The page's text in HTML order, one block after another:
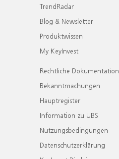
TrendRadar
Blog & Newsletter
Produktwissen
My KeyInvest
Rechtliche Dokumentation
Bekanntmachungen
Hauptregister
Information zu UBS
Nutzungsbedingungen
Datenschutzerklärung